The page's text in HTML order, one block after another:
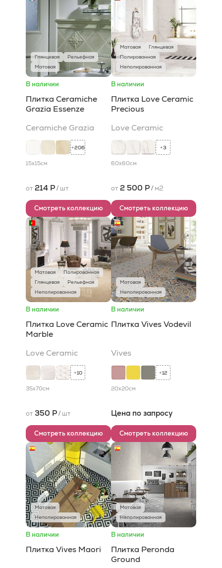
Глянцевая
Рельефная
Матовая
В наличии
Плитка Ceramiche
Grazia Essenze
Ceramiche Grazia
+206
15x15см
от 214 Р/ шт
Смотреть коллекцию
Матовая
Глянцевая
Полированная
Неполированная
В наличии
Плитка Love Ceramic
Precious
Love Ceramic
+3
60x60см
от 2 500 Р/ м2
Смотреть коллекцию
Матовая
Полированная
Глянцевая
Рельефная
Неполированная
В наличии
Плитка Love Ceramic
Marble
Love Ceramic
+10
35x70см
от 350 Р/ шт
Смотреть коллекцию
Матовая
Неполированная
В наличии
Плитка Vives Vodevil
Vives
+12
20x20см
Цена по запросу
Смотреть коллекцию
Матовая
Неполированная
В наличии
Плитка Vives Maori
Матовая
Неполированная
В наличии
Плитка Peronda
Ground